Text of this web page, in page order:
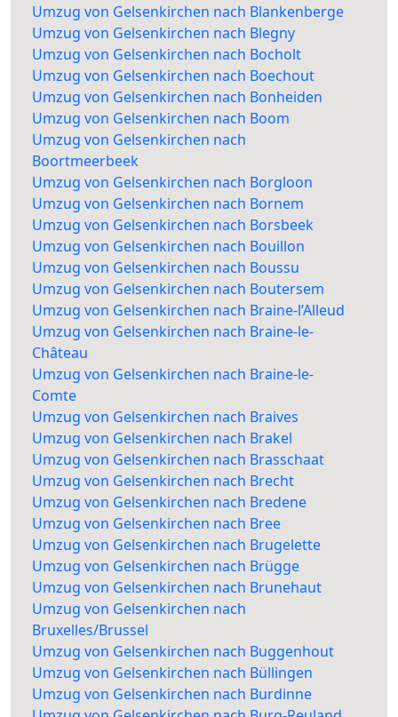
Umzug von Gelsenkirchen nach Blankenberge
Umzug von Gelsenkirchen nach Blegny
Umzug von Gelsenkirchen nach Bocholt
Umzug von Gelsenkirchen nach Boechout
Umzug von Gelsenkirchen nach Bonheiden
Umzug von Gelsenkirchen nach Boom
Umzug von Gelsenkirchen nach
Boortmeerbeek
Umzug von Gelsenkirchen nach Borgloon
Umzug von Gelsenkirchen nach Bornem
Umzug von Gelsenkirchen nach Borsbeek
Umzug von Gelsenkirchen nach Bouillon
Umzug von Gelsenkirchen nach Boussu
Umzug von Gelsenkirchen nach Boutersem
Umzug von Gelsenkirchen nach Braine-l’Alleud
Umzug von Gelsenkirchen nach Braine-le-
Château
Umzug von Gelsenkirchen nach Braine-le-
Comte
Umzug von Gelsenkirchen nach Braives
Umzug von Gelsenkirchen nach Brakel
Umzug von Gelsenkirchen nach Brasschaat
Umzug von Gelsenkirchen nach Brecht
Umzug von Gelsenkirchen nach Bredene
Umzug von Gelsenkirchen nach Bree
Umzug von Gelsenkirchen nach Brugelette
Umzug von Gelsenkirchen nach Brügge
Umzug von Gelsenkirchen nach Brunehaut
Umzug von Gelsenkirchen nach
Bruxelles/Brussel
Umzug von Gelsenkirchen nach Buggenhout
Umzug von Gelsenkirchen nach Büllingen
Umzug von Gelsenkirchen nach Burdinne